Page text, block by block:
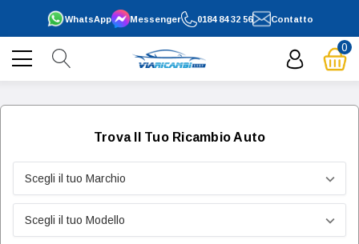
0184 84 32 56
WhatsApp Contatto
Messenger
0
Trova Il Tuo Ricambio Auto